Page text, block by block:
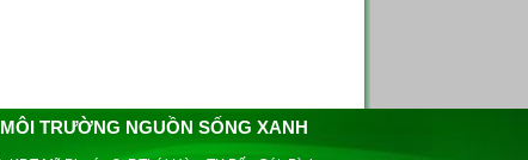
TRƯỜNG NGUỒN SỐNG XANH